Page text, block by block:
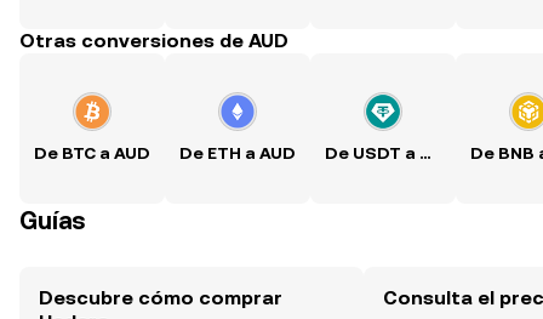
Otras conversiones de AUD
De BTC a AUD De ETH a AUD De USDT a AUD
Guías
Descubre cómo comprar
Consulta el